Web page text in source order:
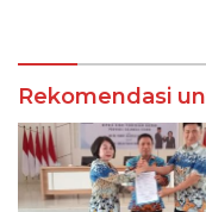
Rekomendasi